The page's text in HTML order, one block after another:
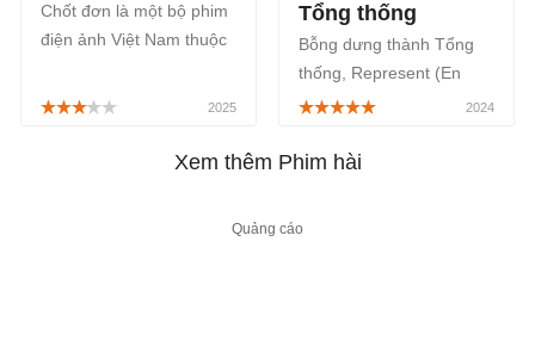
Chốt đơn là một bộ phim
điện ảnh Việt Nam thuộc
hước xoay quanh cuộc
dân thành thị, đặc biệt
Tổng thống
Bỗng dưng thành Tổng
thống, Represent (En
place), là series phim hài
sóng độc quyền trên
Xem thêm Phim hài